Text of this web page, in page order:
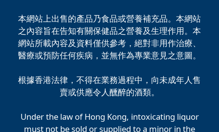
本網站上出售的產品乃食品或營養補充品。本網站
之內容旨在告知有關保健品之營養及生理作用。本
網站所載內容及資料僅供參考，絕對非用作治療、
醫療或預防任何疾病，並無作為專業意見之意圖。
根據香港法律，不得在業務過程中，向未成年人售
賣或供應令人醺醉的酒類。
Under the law of Hong Kong, intoxicating liquor
must not be sold or supplied to a minor in the